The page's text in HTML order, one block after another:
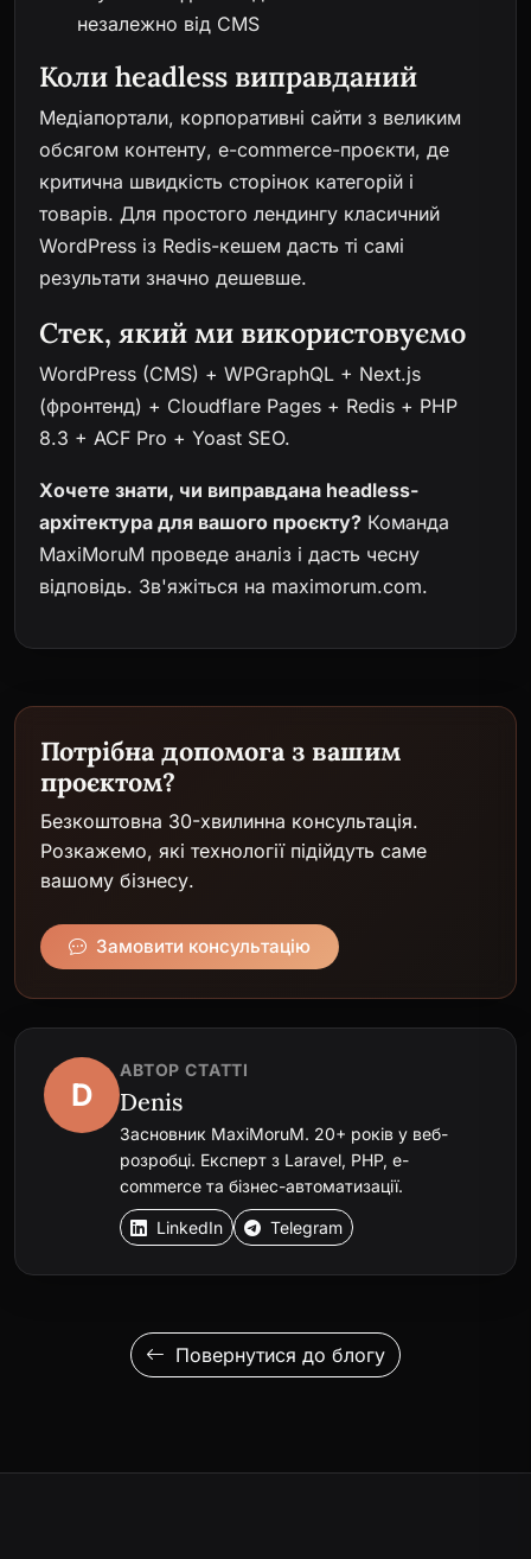
незалежно від CMS
Коли headless виправданий
Медіапортали, корпоративні сайти з великим
обсягом контенту, e-commerce-проєкти, де
критична швидкість сторінок категорій і
товарів. Для простого лендингу класичний
WordPress із Redis-кешем дасть ті самі
результати значно дешевше.
Стек, який ми використовуємо
WordPress (CMS) + WPGraphQL + Next.js
(фронтенд) + Cloudflare Pages + Redis + PHP
8.3 + ACF Pro + Yoast SEO.
Хочете знати, чи виправдана headless-
архітектура для вашого проєкту? Команда
MaxiMoruM проведе аналіз і дасть чесну
відповідь. Зв'яжіться на maximorum.com.
Потрібна допомога з вашим
проєктом?
Безкоштовна 30-хвилинна консультація.
Розкажемо, які технології підійдуть саме
вашому бізнесу.
Замовити консультацію
D
АВТОР СТАТТІ
Denis
Засновник MaxiMoruM. 20+ років у веб-
розробці. Експерт з Laravel, PHP, e-
commerce та бізнес-автоматизації.
LinkedIn Telegram
Повернутися до блогу